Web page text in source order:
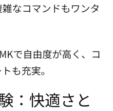
雑なコマンドもワンタ
で自由度が高く、コ
も充実。
：快適さと